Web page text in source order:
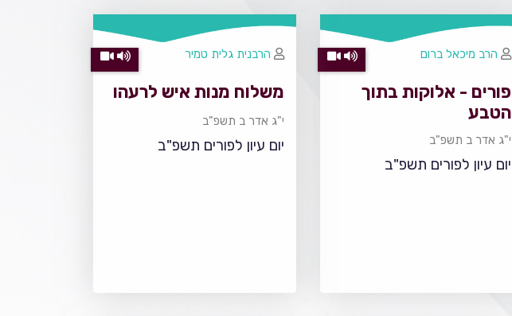
פורים - אלוקות בתוך
הטבע
י"ג אדר ב תשפ"ב
יום עיון לפורים תשפ"ב
הרב מיכאל ברום
משלוח מנות איש לרעהו
י"ג אדר ב תשפ"ב
יום עיון לפורים תשפ"ב
הרבנית גלית טמיר